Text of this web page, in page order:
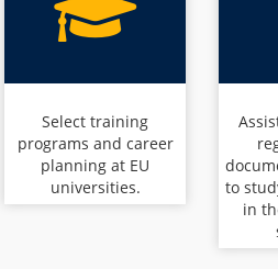
Select training
programs and career
planning at EU
universities.
to
in